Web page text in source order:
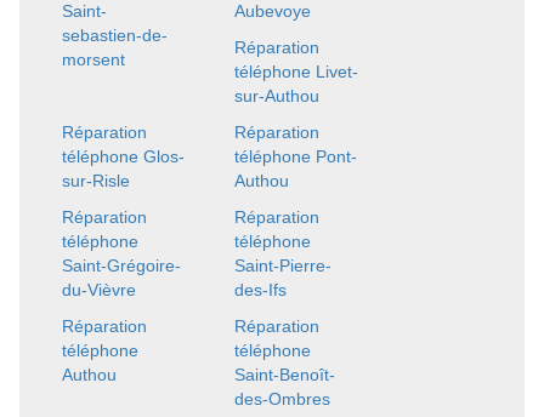
Saint-
sebastien-de-
morsent
Aubevoye
Réparation
téléphone Livet-
sur-Authou
Réparation
téléphone Glos-
sur-Risle
Réparation
téléphone Pont-
Authou
Réparation
téléphone
Saint-Grégoire-
du-Vièvre
Réparation
téléphone
Saint-Pierre-
des-Ifs
Réparation
téléphone
Authou
Réparation
téléphone
Saint-Benoît-
des-Ombres